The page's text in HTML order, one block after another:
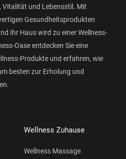
Vitalität und Lebensstil. Mit
Gesundheitsprodukten
Ihr Haus wird zu einer Wellness-
Oase entdecken Sie eine
Produkte und erfahren, wie
besten zur Erholung und
Wellness Zuhause
Wellness Massage